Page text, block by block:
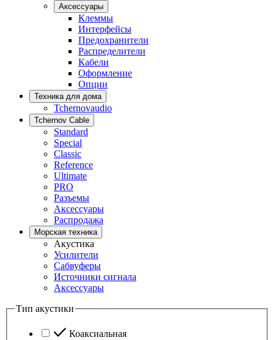
Аксессуары
Клеммы
Интерфейсы
Предохранители
Распределители
Кабели
Оформление
Опции
Техника для дома
Tchernovaudio
Tchernov Cable
Standard
Special
Classic
Reference
Ultimate
PRO
Разъемы
Аксессуары
Распродажа
Морская техника
Акустика
Усилители
Сабвуферы
Источники сигнала
Аксессуары
Тип акустики
Коаксиальная